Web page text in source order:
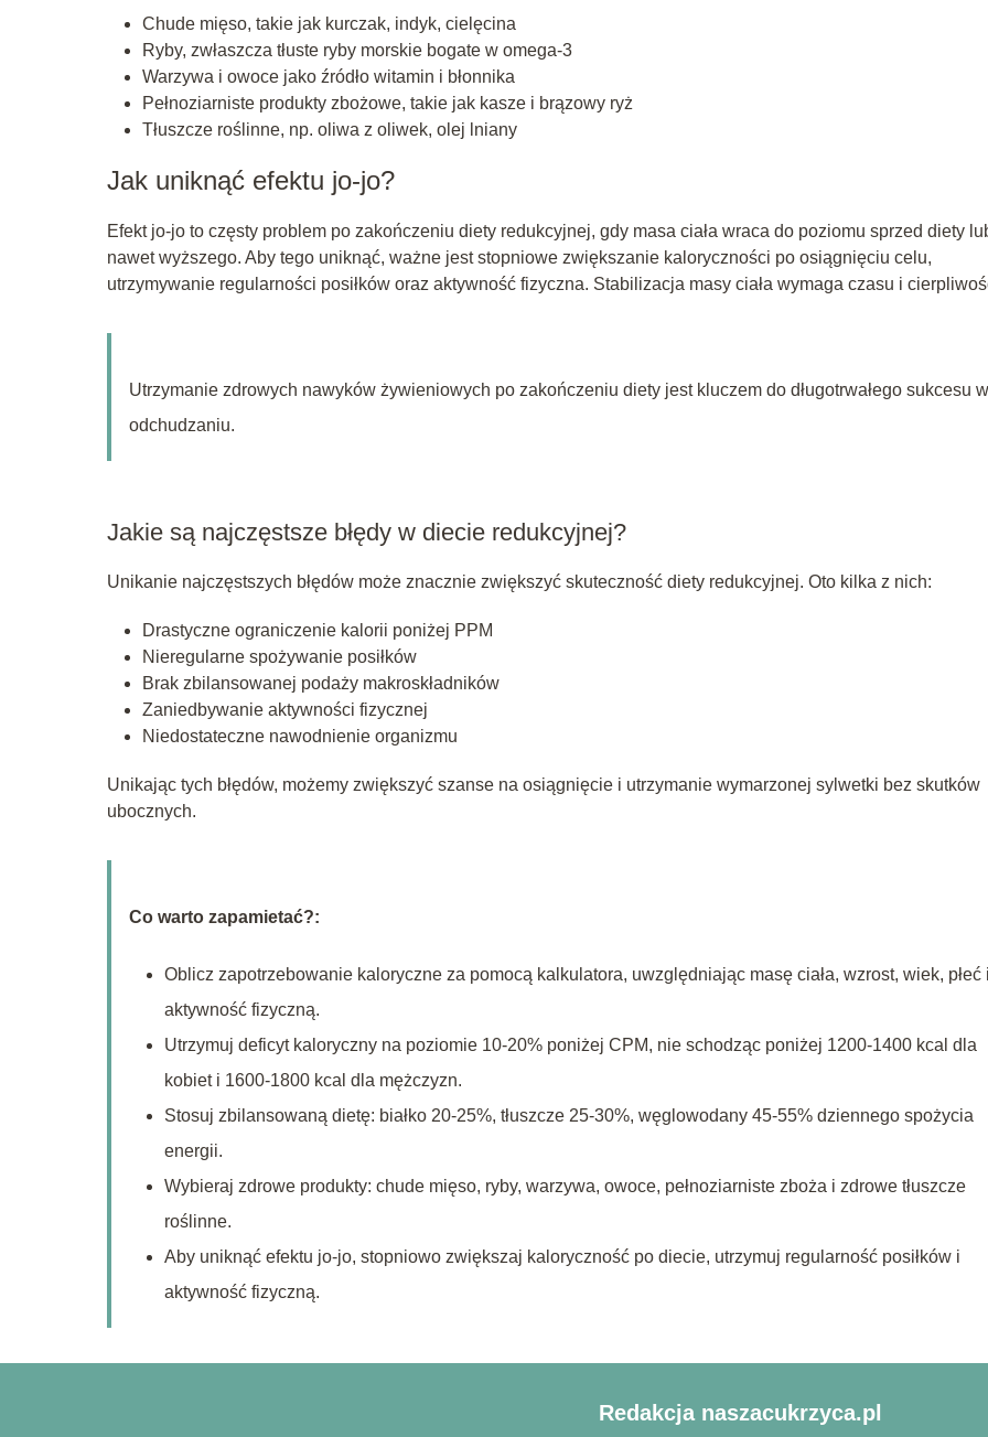
Chude mięso, takie jak kurczak, indyk, cielęcina
Ryby, zwłaszcza tłuste ryby morskie bogate w omega-3
Warzywa i owoce jako źródło witamin i błonnika
Pełnoziarniste produkty zbożowe, takie jak kasze i brązowy ryż
Tłuszcze roślinne, np. oliwa z oliwek, olej lniany
Jak uniknąć efektu jo-jo?
Efekt jo-jo to częsty problem po zakończeniu diety redukcyjnej, gdy masa ciała wraca do poziomu sprzed diety
nawet wyższego. Aby tego uniknąć, ważne jest stopniowe zwiększanie kaloryczności po osiągnięciu celu,
utrzymywanie regularności posiłków oraz aktywność fizyczna. Stabilizacja masy ciała wymaga czasu i
Utrzymanie zdrowych nawyków żywieniowych po zakończeniu diety jest kluczem do długotrwałego sukcesu w
odchudzaniu.
Jakie są najczęstsze błędy w diecie redukcyjnej?
Unikanie najczęstszych błędów może znacznie zwiększyć skuteczność diety redukcyjnej. Oto kilka z nich:
Drastyczne ograniczenie kalorii poniżej PPM
Nieregularne spożywanie posiłków
Brak zbilansowanej podaży makroskładników
Zaniedbywanie aktywności fizycznej
Niedostateczne nawodnienie organizmu
Unikając tych błędów, możemy zwiększyć szanse na osiągnięcie i utrzymanie wymarzonej sylwetki bez skutków
ubocznych.
Co warto zapamietać?:
Oblicz zapotrzebowanie kaloryczne za pomocą kalkulatora, uwzględniając masę ciała, wzrost, wiek, płeć i
aktywność fizyczną.
Utrzymuj deficyt kaloryczny na poziomie 10-20% poniżej CPM, nie schodząc poniżej 1200-1400 kcal dla
kobiet i 1600-1800 kcal dla mężczyzn.
Stosuj zbilansowaną dietę: białko 20-25%, tłuszcze 25-30%, węglowodany 45-55% dziennego spożycia
energii.
Wybieraj zdrowe produkty: chude mięso, ryby, warzywa, owoce, pełnoziarniste zboża i zdrowe tłuszcze
roślinne.
Aby uniknąć efektu jo-jo, stopniowo zwiększaj kaloryczność po diecie, utrzymuj regularność posiłków i
aktywność fizyczną.
Redakcja naszacukrzyca.pl